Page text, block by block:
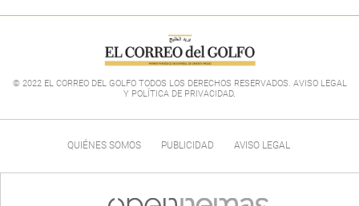
© 2022 EL CORREO DEL GOLFO TODOS LOS DERECHOS RESERVADOS. AVISO LEGAL
Y POLÍTICA DE PRIVACIDAD.
QUIÉNES SOMOS PUBLICIDAD AVISO LEGAL